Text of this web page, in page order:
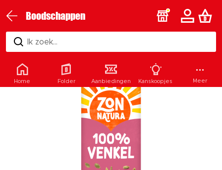
Boodschappen
Ik zoek...
Home Folder Aanbiedingen Kanskoopjes Meer